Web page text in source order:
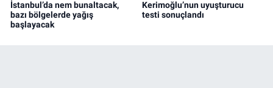
İstanbul’da nem bunaltacak,
bazı bölgelerde yağış
başlayacak
Kerimoğlu’nun uyuşturucu
testi sonuçlandı